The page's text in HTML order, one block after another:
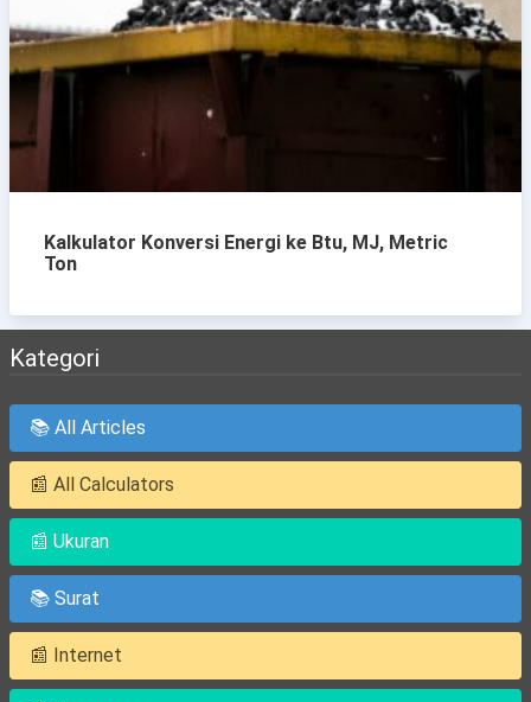
Kalkulator Konversi Energi ke Btu, MJ, Metric
Ton
Kategori
📚 All Articles
📰 All Calculators
📰 Ukuran
📚 Surat
📰 Internet